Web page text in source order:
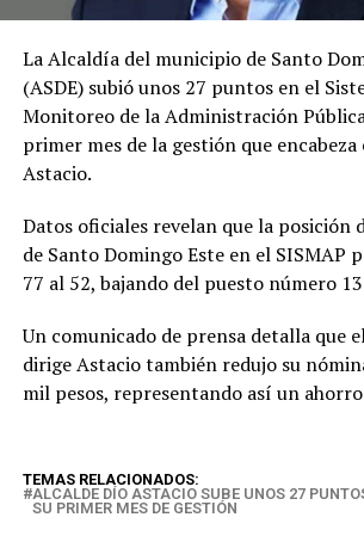
La Alcaldía del municipio de Santo
(ASDE) subió unos 27 puntos en el
Monitoreo de la Administración
primer mes de la gestión que
Astacio.
Datos oficiales revelan que la posición
de Santo Domingo Este en el SISMAP
77 al 52, bajando del puesto número
Un comunicado de prensa detalla que
dirige Astacio también redujo su
mil pesos, representando así un
TEMAS RELACIONADOS:
ALCALDE DÍO ASTACIO SUBE UNOS 27
SU PRIMER MES DE GESTIÓN